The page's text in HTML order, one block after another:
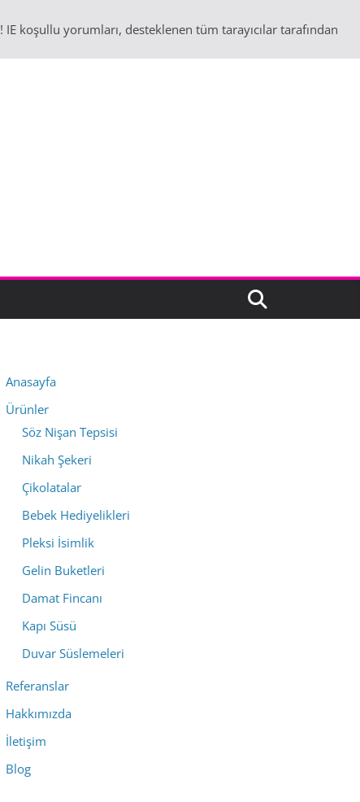
! IE koşullu yorumları, desteklenen tüm tarayıcılar tarafından
Anasayfa
Ürünler
Söz Nişan Tepsisi
Nikah Şekeri
Çikolatalar
Bebek Hediyelikleri
Pleksi İsimlik
Gelin Buketleri
Damat Fincanı
Kapı Süsü
Duvar Süslemeleri
Referanslar
Hakkımızda
İletişim
Blog